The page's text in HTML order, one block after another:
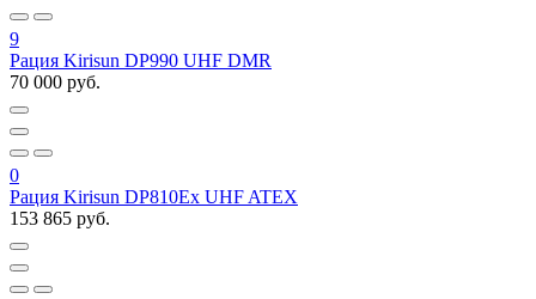
9
Рация Kirisun DP990 UHF DMR
70 000 руб.
0
Рация Kirisun DP810Ex UHF ATEX
153 865 руб.